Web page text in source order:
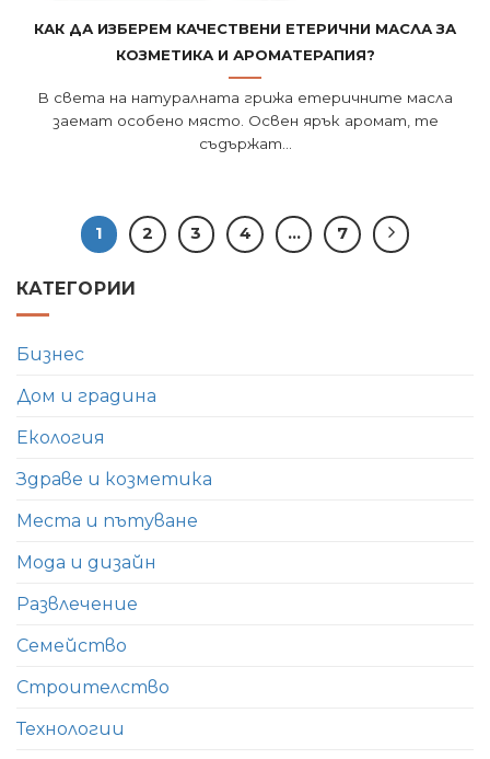
Как да изберем качествени етерични масла за
козметика и ароматерапия?
В света на натуралната грижа етеричните масла
заемат особено място. Освен ярък аромат, те
съдържат...
1 2 3 4 … 7
КАТЕГОРИИ
Бизнес
Дом и градина
Екология
Здраве и козметика
Места и пътуване
Мода и дизайн
Развлечение
Семейство
Строителство
Технологии